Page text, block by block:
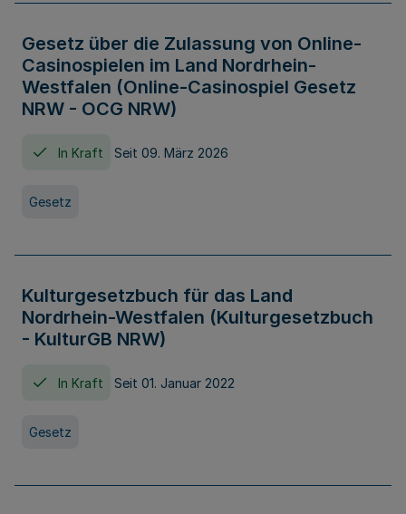
Gesetz über die Zulassung von Online-
Casinospielen im Land Nordrhein-
Westfalen (Online-Casinospiel Gesetz
NRW - OCG NRW)
In Kraft Seit 09. März 2026
Gesetz
Kulturgesetzbuch für das Land
Nordrhein-Westfalen (Kulturgesetzbuch
- KulturGB NRW)
In Kraft Seit 01. Januar 2022
Gesetz